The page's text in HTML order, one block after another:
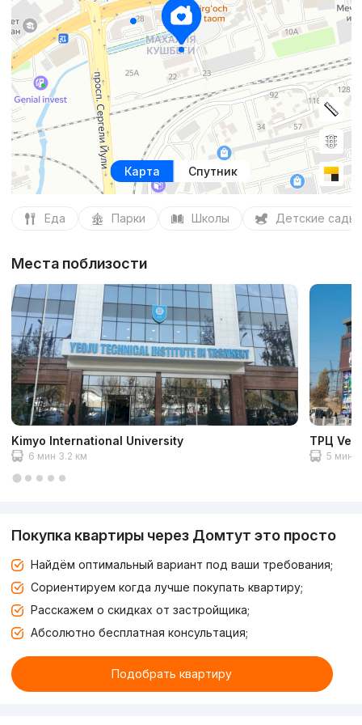
Карта Спутник
Еда Парки Школы Детские сады
Места поблизости
Kimyo International University
6 мин 3.2 км
ТРЦ
5 мин
Покупка квартиры через Домтут это просто
Найдём оптимальный вариант под ваши требования;
Сориентируем когда лучше покупать квартиру;
Расскажем о скидках от застройщика;
Абсолютно бесплатная консультация;
Подобрать квартиру